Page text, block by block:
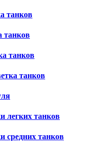
танков
танков
танков
танков
легких танков
средних танков